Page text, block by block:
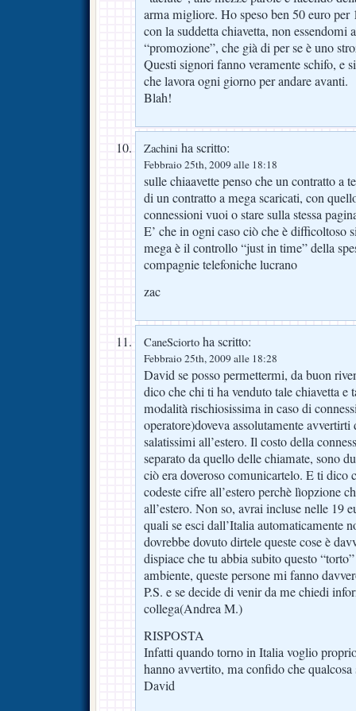
arma migliore. Ho speso ben 50 euro per
con la suddetta chiavetta, non essendomi
“promozione”, che già di per se è uno
Questi signori fanno veramente schifo, e
che lavora ogni giorno per andare avanti.
Blah!
Zachini ha scritto:
Febbraio 25th, 2009 alle 18:18
sulle chiaavette penso che un contratto a
di un contratto a mega scaricati, con
connessioni vuoi o stare sulla stessa
E’ che in ogni caso ciò che è difficoltoso
mega è il controllo “just in time” della
compagnie telefoniche lucrano
zac
CaneSciorto ha scritto:
Febbraio 25th, 2009 alle 18:28
David se posso permettermi, da buon
dico che chi ti ha venduto tale chiavetta e
modalità rischiosissima in caso di
operatore)doveva assolutamente avvertirti
salatissimi all’estero. Il costo della
separato da quello delle chiamate, sono
ciò era doveroso comunicartelo. E ti dico
codeste cifre all’estero perchè lìopzione
all’estero. Non so, avrai incluse nelle 19
quali se esci dall’Italia automaticamente
dovrebbe dovuto dirtele queste cose è
dispiace che tu abbia subito questo
ambiente, queste persone mi fanno
P.S. e se decide di venir da me chiedi
collega(Andrea M.)
RISPOSTA
Infatti quando torno in Italia voglio
hanno avvertito, ma confido che qualcosa
David